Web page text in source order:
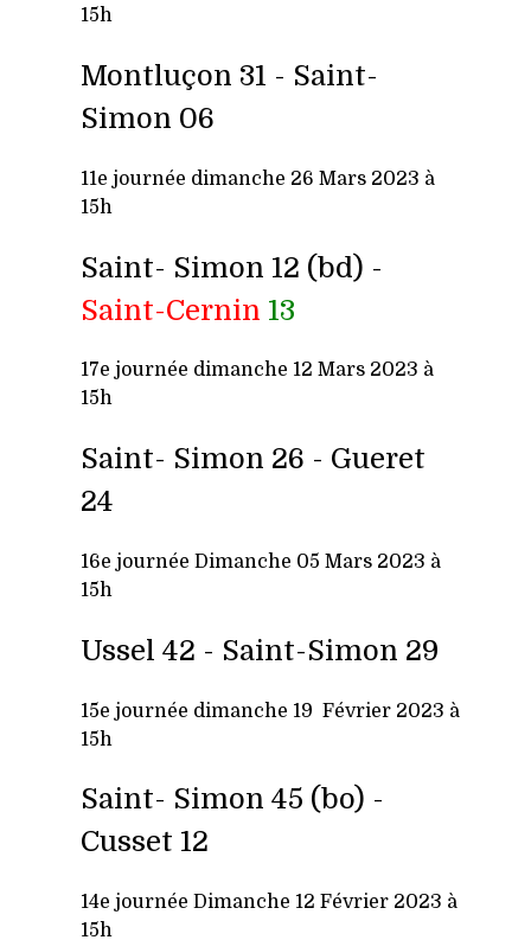
15h
Montluçon 31 - Saint-
Simon 06
11e journée dimanche 26 Mars 2023 à
15h
Saint- Simon 12 (bd) -
Saint-Cernin 13
17e journée dimanche 12 Mars 2023 à
15h
Saint- Simon 26 - Gueret
24
16e journée Dimanche 05 Mars 2023 à
15h
Ussel 42 - Saint-Simon 29
15e journée dimanche 19 Février 2023 à
15h
Saint- Simon 45 (bo) -
Cusset 12
14e journée Dimanche 12 Février 2023 à
15h